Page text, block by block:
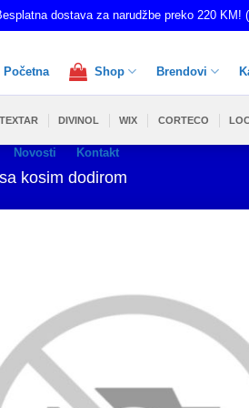
dostava za narudžbe preko 220 KM!
Početna Shop Brendovi
Novosti Kontakt
TEXTAR DIVINOL WIX CORTECO
kosim dodirom